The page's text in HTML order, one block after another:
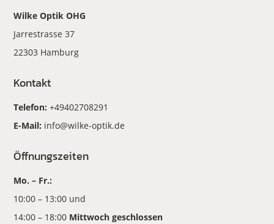
Wilke Optik OHG
Jarrestrasse 37
22303 Hamburg
Kontakt
Telefon:+49402708291
E-Mail: info@wilke-optik.de
Öffnungszeiten
Mo. – Fr.:
10:00 – 13:00 und
14:00 – 18:00 Mittwoch geschlossen